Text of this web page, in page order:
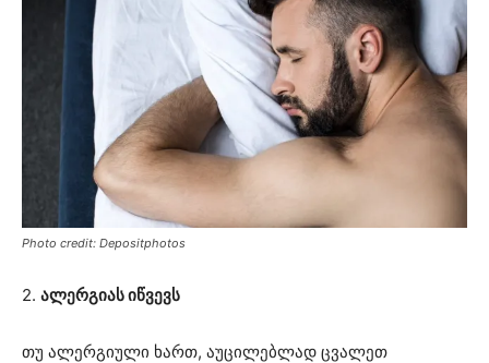
Photo credit: Depositphotos
2. ალერგიას იწვევს
თუ ალერგიული ხართ, აუცილებლად ცვალეთ